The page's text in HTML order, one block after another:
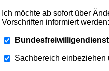
Ich möchte ab sofort über
Vorschriften informiert werden:
Sachbereich einbeziehen